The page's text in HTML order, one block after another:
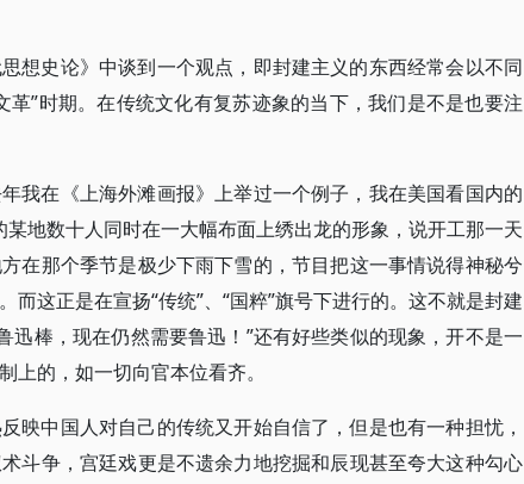
想史论》中谈到一个观点，即封建主义的东西经常会以不同
”时期。在传统文化有复苏迹象的当下，我们是不是也要注
我在《上海外滩画报》上举过一个例子，我在美国看国内的
某地数十人同时在一大幅布面上绣出龙的形象，说开工那一天
在那个季节是极少下雨下雪的，节目把这一事情说得神秘兮
这正是在宣扬“传统”、“国粹”旗号下进行的。这不就是封建
迅棒，现在仍然需要鲁迅！”还有好些类似的现象，开不是一
的，如一切向官本位看齐。
映中国人对自己的传统又开始自信了，但是也有一种担忧，
斗争，宫廷戏更是不遗余力地挖掘和辰现甚至夸大这种勾心